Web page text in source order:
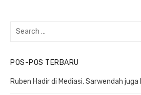
Search
POS-POS TERBARU
Ruben Hadir di Mediasi, Sarwendah